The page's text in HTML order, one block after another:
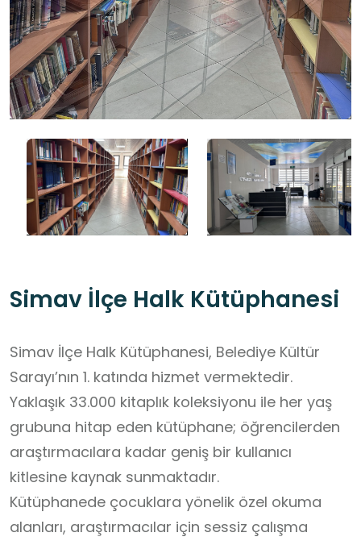
Simav İlçe Halk Kütüphanesi
Simav İlçe Halk Kütüphanesi, Belediye Kültür
Sarayı’nın 1. katında hizmet vermektedir.
Yaklaşık 33.000 kitaplık koleksiyonu ile her yaş
grubuna hitap eden kütüphane; öğrencilerden
araştırmacılara kadar geniş bir kullanıcı
kitlesine kaynak sunmaktadır.
Kütüphanede çocuklara yönelik özel okuma
alanları, araştırmacılar için sessiz çalışma